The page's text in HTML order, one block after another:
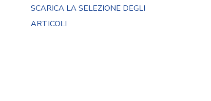
SCARICA LA SELEZIONE DEGLI
ARTICOLI